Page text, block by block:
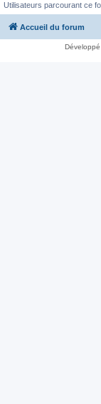
Utilisateurs parcourant ce
Accueil du forum